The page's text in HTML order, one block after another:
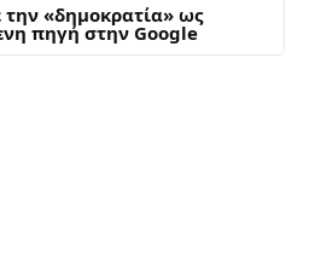
την «δημοκρατία» ως
πηγή στην Google